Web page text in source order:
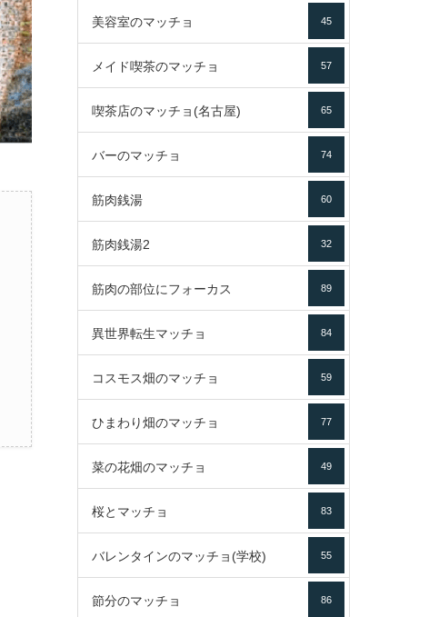
美容室のマッチョ 45
メイド喫茶のマッチョ 57
喫茶店のマッチョ(名古屋) 65
バーのマッチョ 74
筋肉銭湯 60
筋肉銭湯2 32
筋肉の部位にフォーカス 89
異世界転生マッチョ 84
コスモス畑のマッチョ 59
ひまわり畑のマッチョ 77
菜の花畑のマッチョ 49
桜とマッチョ 83
バレンタインのマッチョ(学校) 55
節分のマッチョ 86